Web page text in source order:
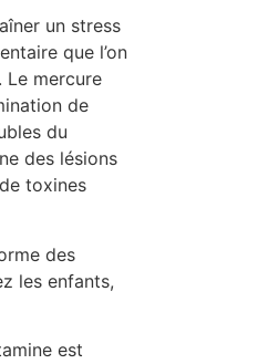
un stress
que l’on
mercure
de
du
des lésions
toxines
des
les enfants,
est